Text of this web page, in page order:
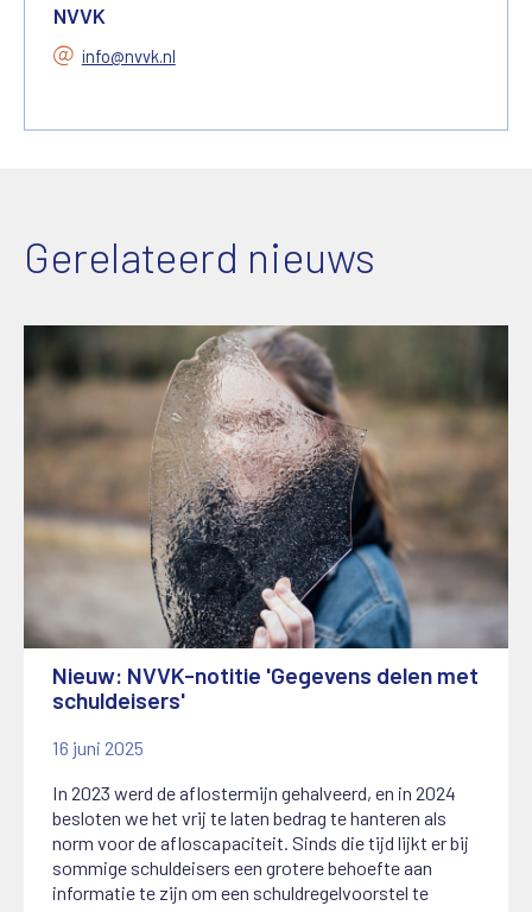
NVVK
info@nvvk.nl
Gerelateerd nieuws
Nieuw: NVVK-notitie 'Gegevens delen met
schuldeisers'
16 juni 2025
In 2023 werd de aflostermijn gehalveerd, en in 2024
besloten we het vrij te laten bedrag te hanteren als
norm voor de afloscapaciteit. Sinds die tijd lijkt er bij
sommige schuldeisers een grotere behoefte aan
informatie te zijn om een schuldregelvoorstel te